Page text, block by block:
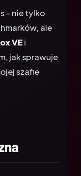
– nie tylko
ale
VEi
jak sprawuje
szafie